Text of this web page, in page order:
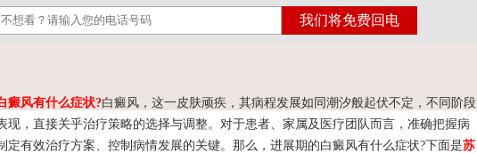
风有什么症状?白癜风，这一皮肤顽疾，其病程发展如同潮汐般起伏不定，不同阶段
现，直接关乎治疗策略的选择与调整。对于患者、家属及医疗团队而言，准确把握病
定有效治疗方案、控制病情发展的关键。那么，进展期的白癜风有什么症状?下面是苏